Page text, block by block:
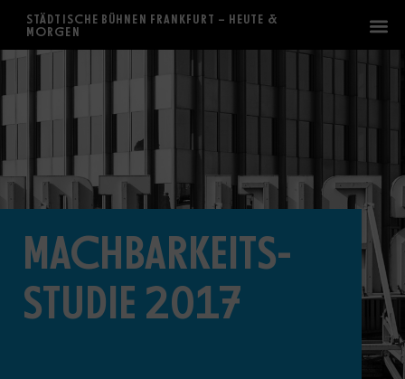
STÄDTISCHE BÜHNEN FRANKFURT – HEUTE &
MORGEN
MACHBARKEITS-
STUDIE 2017